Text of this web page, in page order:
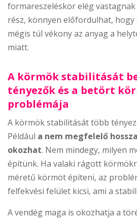
formareszeléskor elég
rész, könnyen előfordulhat,
mégis túl vékony az anyag a
miatt.
A körmök stabilitását
tényezők és a betört
problémája
A körmök stabilitását több
Például a nem megfelelő
okozhat. Nem mindegy, milyen
építünk. Ha valaki rágott
méretű körmöt építeni, az
felfekvési felület kicsi, ami a
A vendég maga is okozhatja a